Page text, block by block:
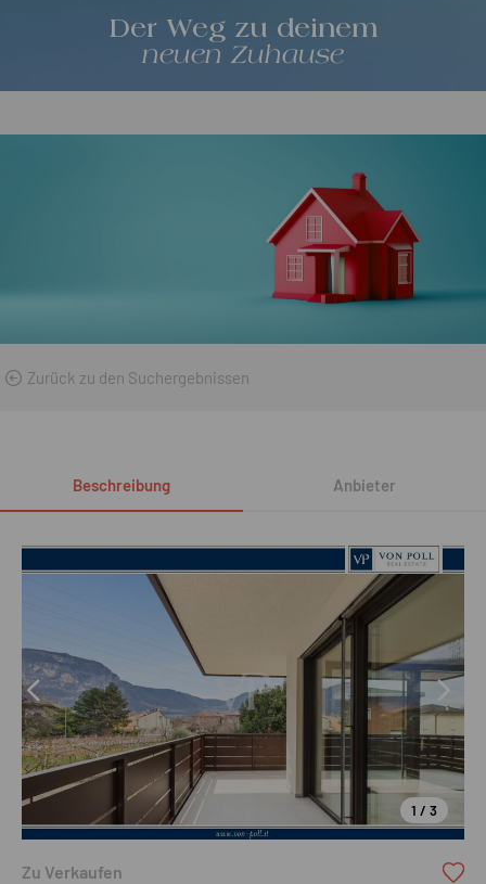
Der Weg zu deinem
neuen Zuhause
Zurück zu den Suchergebnissen
Beschreibung Anbieter
1 / 3
Zu Verkaufen